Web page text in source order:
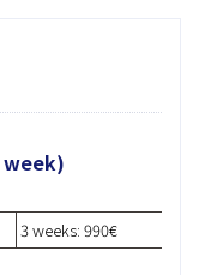
week)
3 weeks: 990€